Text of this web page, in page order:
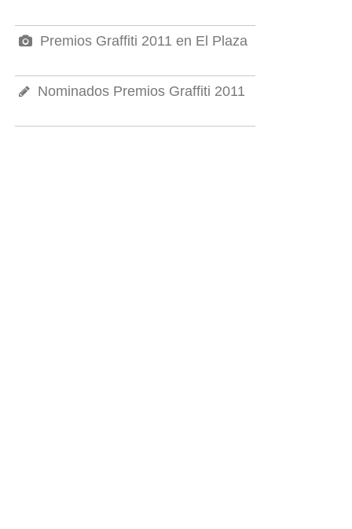
Premios Graffiti 2011 en El Plaza
Nominados Premios Graffiti 2011